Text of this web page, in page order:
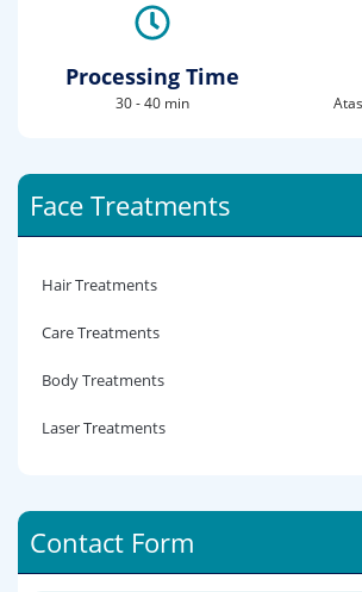
Processing Time
30 - 40 min
Face Treatments
Hair Treatments
Care Treatments
Body Treatments
Laser Treatments
Contact Form